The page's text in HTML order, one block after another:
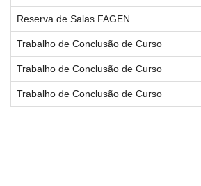
Reserva de Salas FAGEN
Trabalho de Conclusão de Curso
Trabalho de Conclusão de Curso
Trabalho de Conclusão de Curso